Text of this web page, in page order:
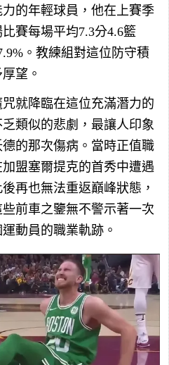
的年輕球員，他在上賽季
賽每場平均7.3分4.6籃
。教練組對這位防守積
望。
就降臨在這位充滿潛力的
類似的悲劇，最讓人印象
的那次傷病。當時正值職
盟塞爾提克的首秀中遭遇
再也無法重返巔峰狀態，
前車之鑒無不警示著一次
動員的職業軌跡。